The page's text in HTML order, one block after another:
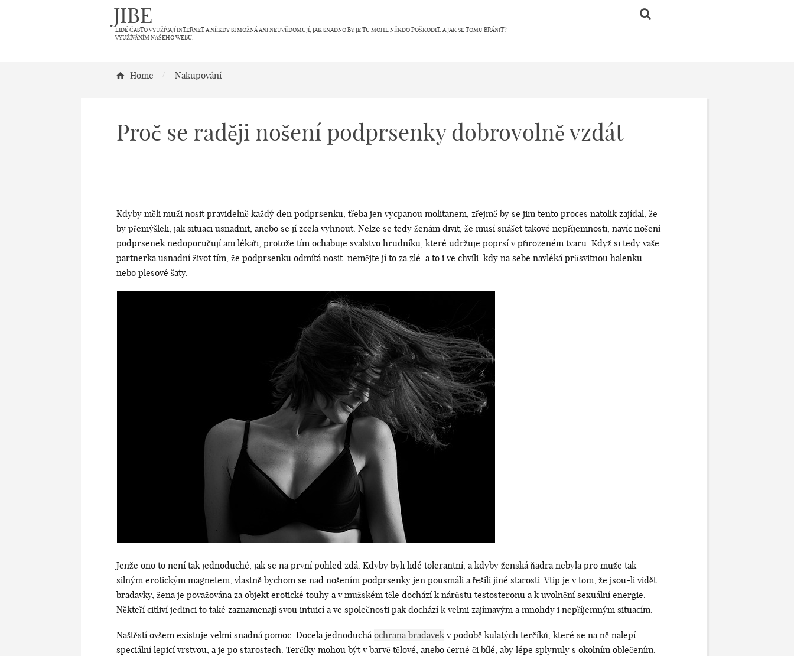
JIBE
LIDÉ ČASTO VYUŽÍVAJÍ INTERNET A NĚKDY SI MOŽNÁ ANI NEUVĚDOMUJÍ, JAK SNADNO BY JE TU MOHL NĚKDO POŠKODIT. A JAK SE TOMU BRÁNIT?
VYUŽÍVÁNÍM NAŠEHO WEBU.
Home / Nakupování
Proč se raději nošení podprsenky dobrovolně vzdát
Kdyby měli muži nosit pravidelně každý den podprsenku, třeba jen vycpanou molitanem, zřejmě by se jim tento proces natolik zajídal, že
by přemýšleli, jak situaci usnadnit, anebo se jí zcela vyhnout. Nelze se tedy ženám divit, že musí snášet takové nepříjemnosti, navíc nošení
podprsenek nedoporučují ani lékaři, protože tím ochabuje svalstvo hrudníku, které udržuje poprsí v přirozeném tvaru. Když si tedy vaše
partnerka usnadní život tím, že podprsenku odmítá nosit, nemějte jí to za zlé, a to i ve chvíli, kdy na sebe navléká průsvitnou halenku
nebo plesové šaty.
Jenže ono to není tak jednoduché, jak se na první pohled zdá. Kdyby byli lidé tolerantní, a kdyby ženská ňadra nebyla pro muže tak
silným erotickým magnetem, vlastně bychom se nad nošením podprsenky jen pousmáli a řešili jiné starosti. Vtip je v tom, že jsou-li vidět
bradavky, žena je považována za objekt erotické touhy a v mužském těle dochází k nárůstu testosteronu a k uvolnění sexuální energie.
Někteří citliví jedinci to také zaznamenají svou intuicí a ve společnosti pak dochází k velmi zajímavým a mnohdy i nepříjemným situacím.
Naštěstí ovšem existuje velmi snadná pomoc. Docela jednoduchá ochrana bradavek v podobě kulatých terčíků, které se na ně nalepí
speciální lepicí vrstvou, a je po starostech. Terčíky mohou být v barvě tělové, anebo černé či bílé, aby lépe splynuly s okolním oblečením.